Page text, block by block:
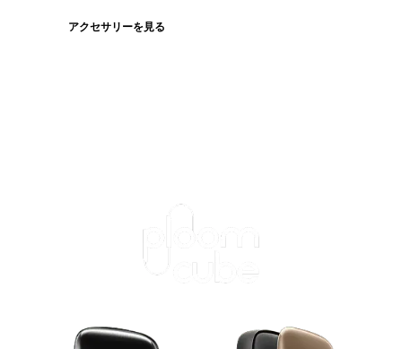
アクセサリーを見る